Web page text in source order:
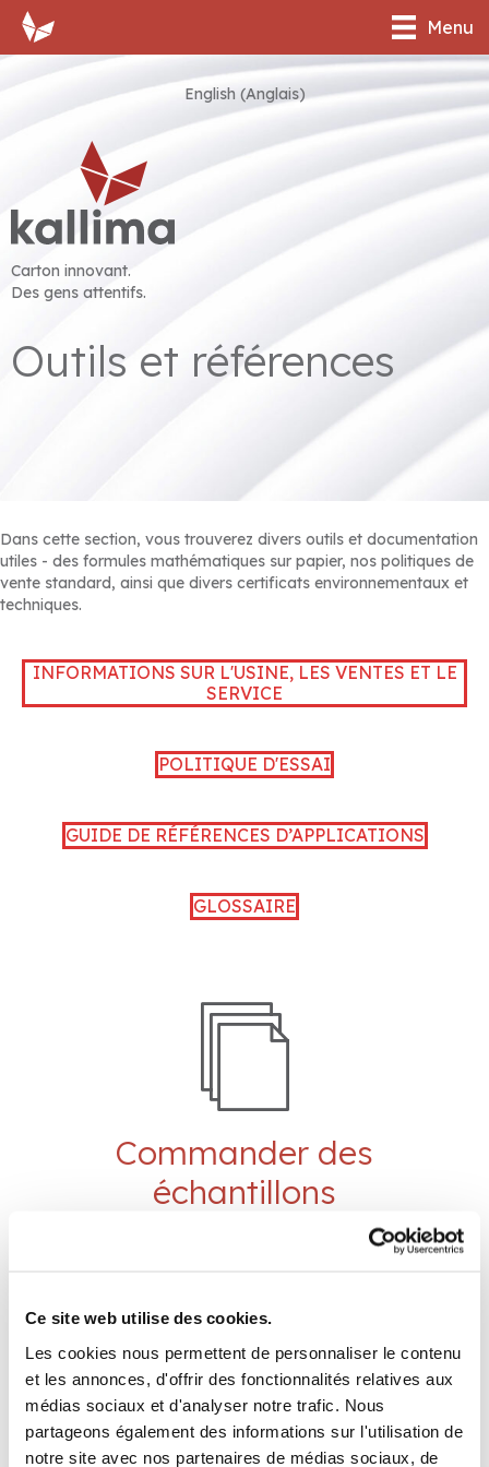
Ce site web utilise des cookies.
Les cookies nous permettent de personnaliser le contenu
et les annonces, d'offrir des fonctionnalités relatives aux
médias sociaux et d'analyser notre trafic. Nous
partageons également des informations sur l'utilisation de
notre site avec nos partenaires de médias sociaux, de
Menu
English(Anglais)
Carton innovant.
Des gens attentifs.
Outils et références
Dans cette section, vous trouverez divers outils et documentation
utiles - des formules mathématiques sur papier, nos politiques de
vente standard, ainsi que divers certificats environnementaux et
techniques.
INFORMATIONS SUR L'USINE, LES VENTES ET LE
SERVICE
POLITIQUE D'ESSAI
GUIDE DE RÉFÉRENCES D’APPLICATIONS
GLOSSAIRE
Commander des
échantillons
Trouver